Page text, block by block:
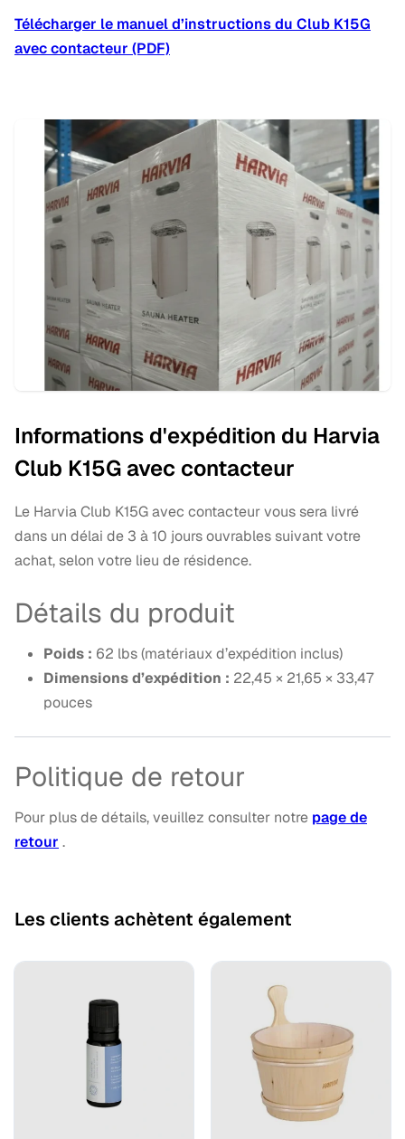
Télécharger le manuel d’instructions du Club K15G
avec contacteur (PDF)
Informations d'expédition du Harvia
Club K15G avec contacteur
Le Harvia Club K15G avec contacteur vous sera livré
dans un délai de 3 à 10 jours ouvrables suivant votre
achat, selon votre lieu de résidence.
Détails du produit
Poids : 62 lbs (matériaux d’expédition inclus)
Dimensions d’expédition : 22,45 × 21,65 × 33,47
pouces
Politique de retour
Pour plus de détails, veuillez consulter notre page de
retour .
Les clients achètent également